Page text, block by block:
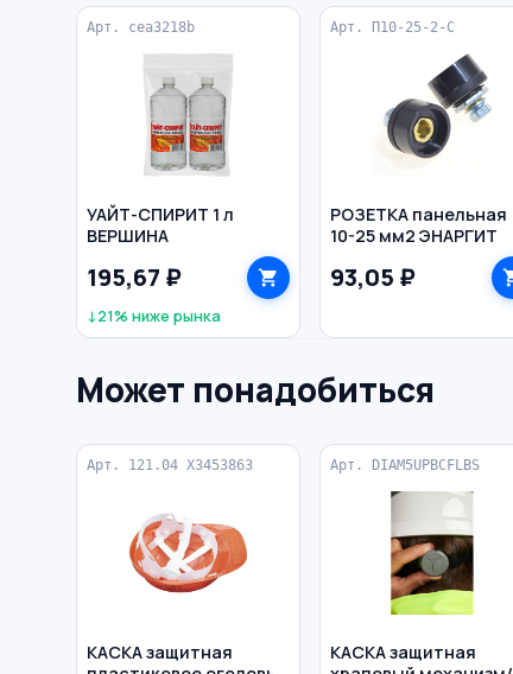
Арт. cea3218b
УАЙТ-СПИРИТ 1 л
ВЕРШИНА
195,67 ₽
↓21% ниже рынка
Арт. П10-25-2-С
РОЗЕТКА панельная
10-25 мм2 ЭНАРГИТ
93,05 ₽
Может понадобиться
Арт. 121.04 X3453863
КАСКА защитная
Арт. DIAM5UPBCFLBS
КАСКА защитная